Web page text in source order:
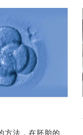
方法，在胚胎的